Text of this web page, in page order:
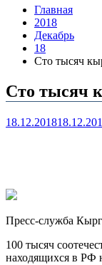
Главная
2018
Декабрь
18
Сто тысяч
Сто тысяч
18.12.2018
Пресс-служба
100 тысяч
находящихся в РФ